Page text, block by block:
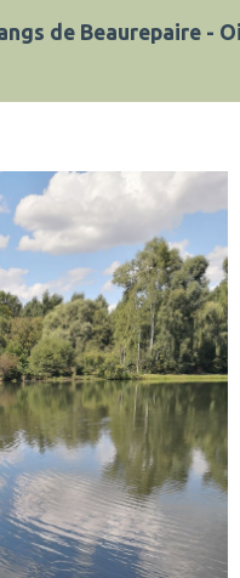
de Beaurepaire -